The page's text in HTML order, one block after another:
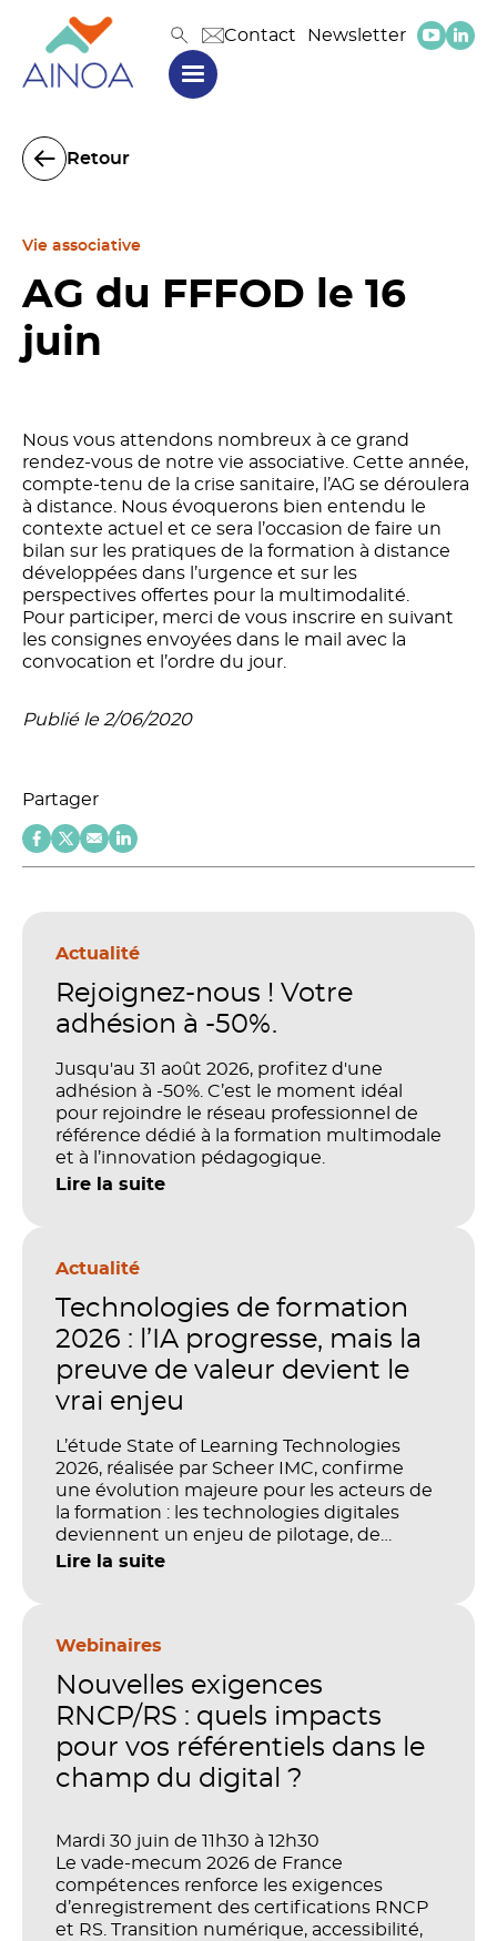
Contact Newsletter
Retour
Vie associative
AG du FFFOD le 16
juin
Nous vous attendons nombreux à ce grand
rendez-vous de notre vie associative. Cette année,
compte-tenu de la crise sanitaire, l’AG se déroulera
à distance. Nous évoquerons bien entendu le
contexte actuel et ce sera l’occasion de faire un
bilan sur les pratiques de la formation à distance
développées dans l’urgence et sur les
perspectives offertes pour la multimodalité.
Pour participer, merci de vous inscrire en suivant
les consignes envoyées dans le mail avec la
convocation et l’ordre du jour.
Publié le 2/06/2020
Partager
Actualité
Rejoignez-nous ! Votre
adhésion à -50%.
Jusqu'au 31 août 2026, profitez d'une
adhésion à -50%. C’est le moment idéal
pour rejoindre le réseau professionnel de
référence dédié à la formation multimodale
et à l’innovation pédagogique.
Lire la suite
Actualité
Technologies de formation
2026 : l’IA progresse, mais la
preuve de valeur devient le
vrai enjeu
L’étude State of Learning Technologies
2026, réalisée par Scheer IMC, confirme
une évolution majeure pour les acteurs de
la formation : les technologies digitales
deviennent un enjeu de pilotage, de
performance et de preuve de valeur. IA,
stratégique. Mais comment démontrer
investissements sur les compétences, la
productivité et la performance des
Lire la suite
Webinaires
Nouvelles exigences
RNCP/RS : quels impacts
pour vos référentiels dans le
champ du digital ?
Mardi 30 juin de 11h30 à 12h30
Le vade-mecum 2026 de France
compétences renforce les exigences
d’enregistrement des certifications RNCP
et RS. Transition numérique, accessibilité,